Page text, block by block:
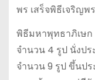
พร เสร็จพิธีเจริญ
พิธีมหาพุทธาภิเษ
จำนวน 4 รูป นั่งป
จำนวน 9 รูป ขึ้นป